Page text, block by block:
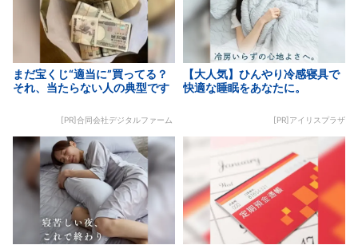
まだ宝くじ“適当に”買ってる？
それ、当たらない人の典型です
[PR]合同会社デジタルファーム
【大人気】ひんやり冷感寝具で
快適な睡眠をあなたに。
[PR]アイリスプラザ